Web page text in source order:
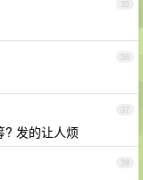
35
36
37
? 发的让人烦
38